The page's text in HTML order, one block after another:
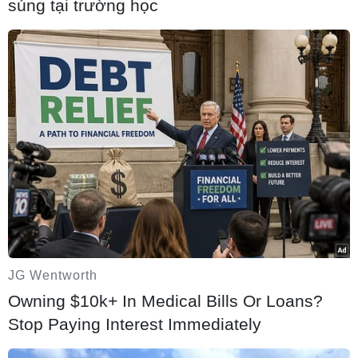
súng tại trường học
JG Wentworth
Owning $10k+ In Medical Bills Or Loans?
Stop Paying Interest Immediately